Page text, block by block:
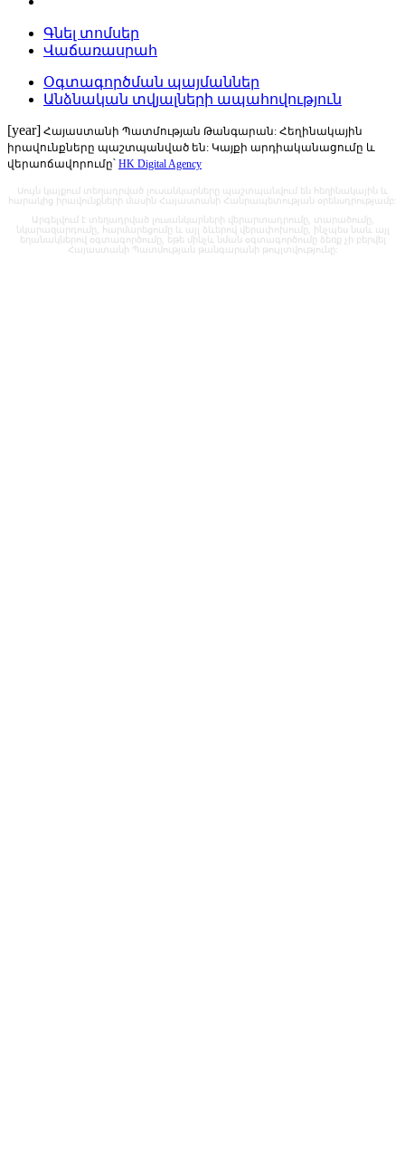
Գնել տոմսեր
Վաճառասրահ
Օգտագործման պայմաններ
Անձնական տվյալների ապահովություն
[year] Հայաստանի Պատմության Թանգարան: Հեղինակային
իրավունքները պաշտպանված են: Կայքի արդիականացումը և
վերաոճավորումը՝ HK Digital Agency
Սույն կայքում տեղադրված լուսանկարները պաշտպանվում են հեղինակային և
հարակից իրավունքների մասին Հայաստանի Հանրապետության օրենսդրությամբ:
Արգելվում է տեղադրված լուսանկարների վերարտադրումը, տարածումը,
նկարազարդումը, հարմարեցումը և այլ ձևերով վերափոխումը, ինչպես նաև այլ
եղանակներով օգտագործումը, եթե մինչև նման օգտագործումը ձեռք չի բերվել
Հայաստանի Պատմության թանգարանի թույլտվությունը: